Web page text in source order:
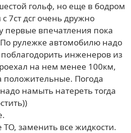
гольф, но еще в бодром
7ст дсг очень дружно
первые впечатления пока
рулежке автомобилю надо
инженеров из
на нем менее 100км,
положительные. Погода
намыть натереть тогда
ТО, заменить все жидкости.